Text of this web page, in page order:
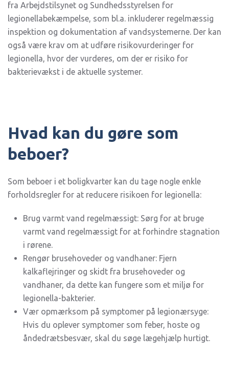
fra Arbejdstilsynet og Sundhedsstyrelsen for
legionellabekæmpelse, som bl.a. inkluderer regelmæssig
inspektion og dokumentation af vandsystemerne. Der kan
også være krav om at udføre risikovurderinger for
legionella, hvor der vurderes, om der er risiko for
bakterievækst i de aktuelle systemer.
Hvad kan du gøre som
beboer?
Som beboer i et boligkvarter kan du tage nogle enkle
forholdsregler for at reducere risikoen for legionella:
Brug varmt vand regelmæssigt: Sørg for at bruge
varmt vand regelmæssigt for at forhindre stagnation
i rørene.
Rengør brusehoveder og vandhaner: Fjern
kalkaflejringer og skidt fra brusehoveder og
vandhaner, da dette kan fungere som et miljø for
legionella-bakterier.
Vær opmærksom på symptomer på legionærsyge:
Hvis du oplever symptomer som feber, hoste og
åndedrætsbesvær, skal du søge lægehjælp hurtigt.